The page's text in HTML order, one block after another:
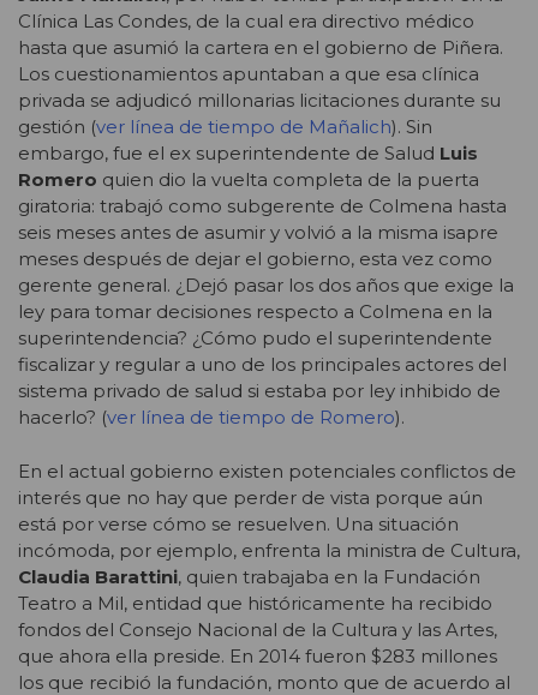
Clínica Las Condes, de la cual era directivo médico
hasta que asumió la cartera en el gobierno de Piñera.
Los cuestionamientos apuntaban a que esa clínica
privada se adjudicó millonarias licitaciones durante su
gestión (ver línea de tiempo de Mañalich). Sin
embargo, fue el ex superintendente de Salud Luis
Romero quien dio la vuelta completa de la puerta
giratoria: trabajó como subgerente de Colmena hasta
seis meses antes de asumir y volvió a la misma isapre
meses después de dejar el gobierno, esta vez como
gerente general. ¿Dejó pasar los dos años que exige la
ley para tomar decisiones respecto a Colmena en la
superintendencia? ¿Cómo pudo el superintendente
fiscalizar y regular a uno de los principales actores del
sistema privado de salud si estaba por ley inhibido de
hacerlo? (ver línea de tiempo de Romero).
En el actual gobierno existen potenciales conflictos de
interés que no hay que perder de vista porque aún
está por verse cómo se resuelven. Una situación
incómoda, por ejemplo, enfrenta la ministra de Cultura,
Claudia Barattini, quien trabajaba en la Fundación
Teatro a Mil, entidad que históricamente ha recibido
fondos del Consejo Nacional de la Cultura y las Artes,
que ahora ella preside. En 2014 fueron $283 millones
los que recibió la fundación, monto que de acuerdo al